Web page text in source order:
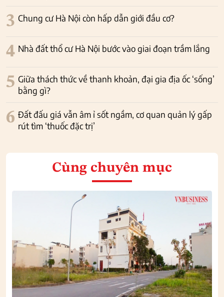
3 Chung cư Hà Nội còn hấp dẫn giới đầu cơ?
4 Nhà đất thổ cư Hà Nội bước vào giai đoạn trầm lắng
5 Giữa thách thức về thanh khoản, đại gia địa ốc ‘sống’
bằng gì?
6 Đất đấu giá vẫn âm ỉ sốt ngầm, cơ quan quản lý gấp
rút tìm ‘thuốc đặc trị’
Cùng chuyên mục